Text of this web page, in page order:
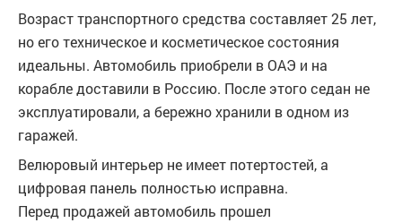
Возраст транспортного средства составляет 25 лет,
но его техническое и косметическое состояния
идеальны. Автомобиль приобрели в ОАЭ и на
корабле доставили в Россию. После этого седан не
эксплуатировали, а бережно хранили в одном из
гаражей.
Велюровый интерьер не имеет потертостей, а
цифровая панель полностью исправна.
Перед продажей автомобиль прошел